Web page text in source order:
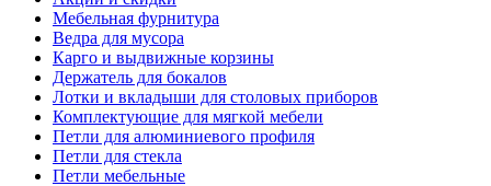
Мебельная фурнитура
Ведра для мусора
Карго и выдвижные корзины
Держатель для бокалов
Лотки и вкладыши для столовых приборов
Комплектующие для мягкой мебели
Петли для алюминиевого профиля
Петли для стекла
Петли мебельные